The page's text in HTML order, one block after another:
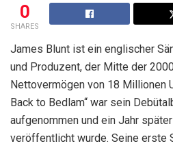
0
SHARES
James Blunt ist ein englischer
und Produzent, der Mitte der
Nettovermögen von 18 Millionen
Back to Bedlam“ war sein
aufgenommen und ein Jahr
veröffentlicht wurde. Seine erste